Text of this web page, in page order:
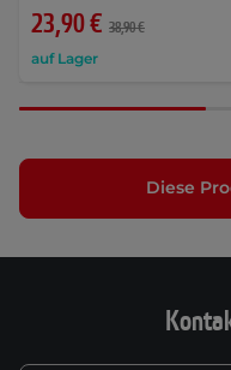
23,90 € 38,90 €
auf Lager
Diese